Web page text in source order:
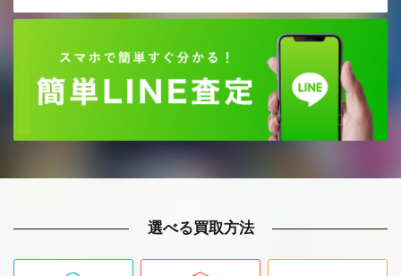
選べる買取方法